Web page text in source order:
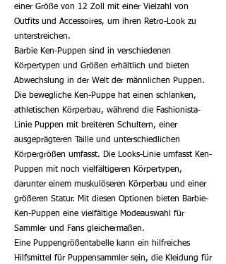
einer Größe von 12 Zoll mit einer Vielzahl von
Outfits und Accessoires, um ihren Retro-Look zu
unterstreichen.
Barbie Ken-Puppen sind in verschiedenen
Körpertypen und Größen erhältlich und bieten
Abwechslung in der Welt der männlichen Puppen.
Die bewegliche Ken-Puppe hat einen schlanken,
athletischen Körperbau, während die Fashionista-
Linie Puppen mit breiteren Schultern, einer
ausgeprägteren Taille und unterschiedlichen
Körpergrößen umfasst. Die Looks-Linie umfasst Ken-
Puppen mit noch vielfältigeren Körpertypen,
darunter einem muskulöseren Körperbau und einer
größeren Statur. Mit diesen Optionen bieten Barbie-
Ken-Puppen eine vielfältige Modeauswahl für
Sammler und Fans gleichermaßen.
Eine Puppengrößentabelle kann ein hilfreiches
Hilfsmittel für Puppensammler sein, die Kleidung für